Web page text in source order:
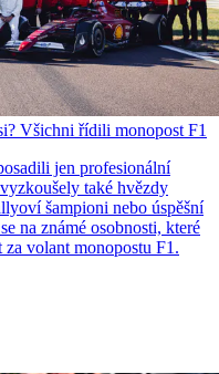
Všichni řídili monopost F1
jen profesionální
také hvězdy
šampioni nebo úspěšní
na známé osobnosti, které
volant monopostu F1.